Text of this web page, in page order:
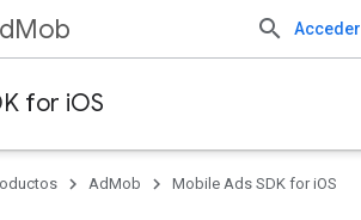
Acceder
for iOS
AdMob Mobile Ads SDK for iOS